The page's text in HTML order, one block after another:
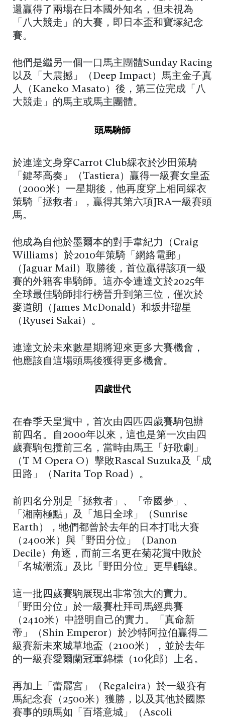
還贏得了兩場在日本國外知名，但未視為
「八大競走」的大賽，即日本盃和寶塚紀念
賽。
他們是繼另一個一口馬主團體Sunday Racing
以及「大震撼」（Deep Impact）馬主金子真
人（Kaneko Masato）後，第三位完成「八
大競走」的馬主或馬主團體。
頭馬騎師
於連達文身穿Carrot Club綵衣於沙田策騎
「鍵琴高奏」（Tastiera）贏得一級賽女皇盃
（2000米）一星期後，他再度穿上相同綵衣
策騎「拯救者」，贏得其第六項JRA一級賽頭
馬。
他成為自他於墨爾本的對手韋紀力（Craig
Williams）於2010年策騎「網絡電郵」
（Jaguar Mail）取勝後，首位贏得該項一級
賽的外籍客串騎師。這亦令連達文於2025年
全球最佳騎師排行榜晉升到第三位，僅次於
麥道朗（James McDonald）和坂井瑠星
（Ryusei Sakai）。
連達文於未來數星期將迎來更多大賽機會，
他應該自這場頭馬後獲得更多機會。
四歲世代
在春季天皇賞中，首次由四匹四歲賽駒包辦
前四名。自2000年以來，這也是第一次由四
歲賽駒包攬前三名，當時由馬王「好歌劇」
（T M Opera O）擊敗Rascal Suzuka及「成
田路」（Narita Top Road）。
前四名分別是「拯救者」、「帝國夢」、
「湘南極點」及「旭日全球」（Sunrise
Earth），牠們都曾於去年的日本打吡大賽
（2400米）與「野田分位」（Danon
Decile）角逐，而前三名更在菊花賞中敗於
「名城潮流」及比「野田分位」更早觸線。
這一批四歲賽駒展現出非常強大的實力。
「野田分位」於一級賽杜拜司馬經典賽
（2410米）中證明自己的實力。「真命新
帝」（Shin Emperor）於沙特阿拉伯贏得二
級賽新未來城草地盃（2100米），並於去年
的一級賽愛爾蘭冠軍錦標（10化郎）上名。
再加上「蕾麗宮」（Regaleira）於一級賽有
馬紀念賽（2500米）獲勝，以及其他於國際
賽事的頭馬如「百塔意城」（Ascoli